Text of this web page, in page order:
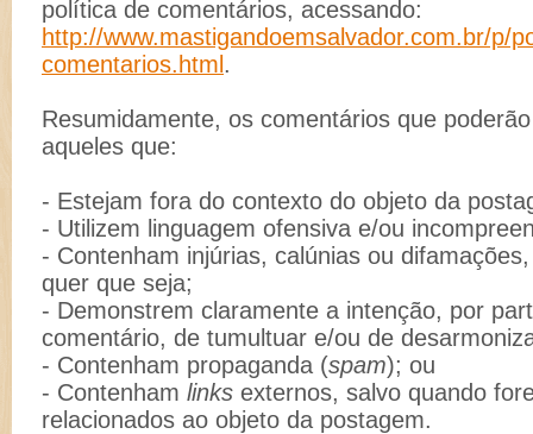
política de comentários, acessando:
http://www.mastigandoemsalvador.com.br/p/
comentarios.html .
Resumidamente, os comentários que
aqueles que:
- Estejam fora do contexto do objeto da
- Utilizem linguagem ofensiva e/ou
- Contenham injúrias, calúnias ou
quer que seja;
- Demonstrem claramente a intenção, por
comentário, de tumultuar e/ou de
- Contenham propaganda (spam); ou
- Contenham links externos, salvo quando
relacionados ao objeto da postagem.